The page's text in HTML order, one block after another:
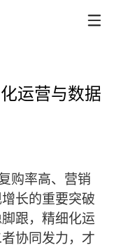
运营与数据
购率高、营销
长的重要突破
跟，精细化运
协同发力，才